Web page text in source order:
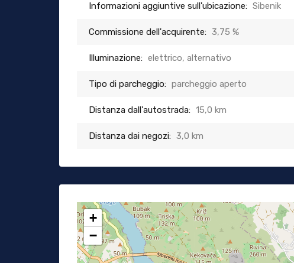
Informazioni aggiuntive sull'ubicazione: Sibenik
Commissione dell'acquirente: 3,75 %
Illuminazione: elettrico, alternativo
Tipo di parcheggio: parcheggio aperto
Distanza dall'autostrada: 15,0 km
Distanza dai negozi: 3,0 km
+
−